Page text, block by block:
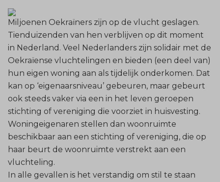
Miljoenen Oekraïners zijn op de vlucht geslagen.
Tienduizenden van hen verblijven op dit moment
in Nederland. Veel Nederlanders zijn solidair met de
Oekraïense vluchtelingen en bieden (een deel van)
hun eigen woning aan als tijdelijk onderkomen. Dat
kan op ‘eigenaarsniveau’ gebeuren, maar gebeurt
ook steeds vaker via een in het leven geroepen
stichting of vereniging die voorziet in huisvesting.
Woningeigenaren stellen dan woonruimte
beschikbaar aan een stichting of vereniging, die op
haar beurt de woonruimte verstrekt aan een
vluchteling.
In alle gevallen is het verstandig om stil te staan